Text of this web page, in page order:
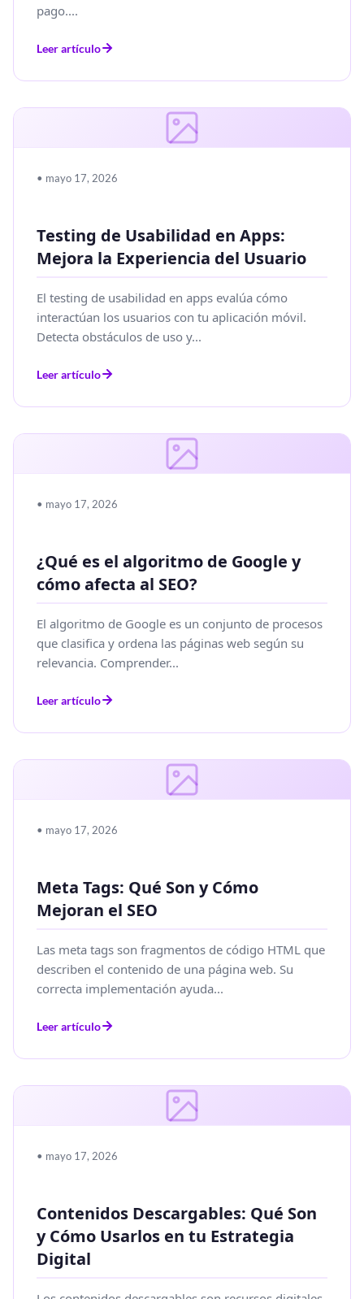
pago....
Leer artículo
• mayo 17, 2026
Testing de Usabilidad en Apps:
Mejora la Experiencia del Usuario
El testing de usabilidad en apps evalúa cómo
interactúan los usuarios con tu aplicación móvil.
Detecta obstáculos de uso y...
Leer artículo
• mayo 17, 2026
¿Qué es el algoritmo de Google y
cómo afecta al SEO?
El algoritmo de Google es un conjunto de procesos
que clasifica y ordena las páginas web según su
relevancia. Comprender...
Leer artículo
• mayo 17, 2026
Meta Tags: Qué Son y Cómo
Mejoran el SEO
Las meta tags son fragmentos de código HTML que
describen el contenido de una página web. Su
correcta implementación ayuda...
Leer artículo
• mayo 17, 2026
Contenidos Descargables: Qué Son
y Cómo Usarlos en tu Estrategia
Digital